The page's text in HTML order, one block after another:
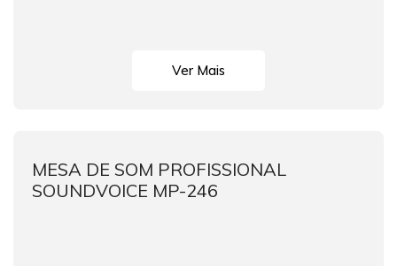
Ver Mais
MESA DE SOM PROFISSIONAL
SOUNDVOICE MP-246